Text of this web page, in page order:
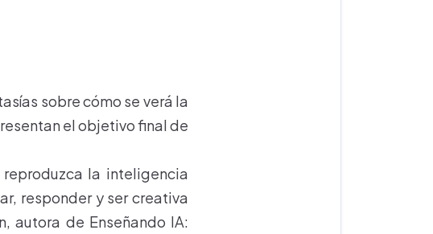
sobre cómo se verá la
el objetivo final de
la inteligencia
responder y ser creativa
autora de Enseñando IA: